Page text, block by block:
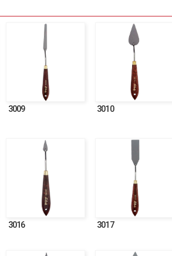
3009 3010
3016 3017